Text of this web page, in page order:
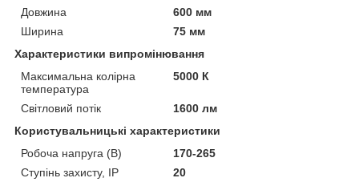
Довжина
600 мм
Ширина
75 мм
Характеристики випромінювання
Максимальна колірна
температура
5000 К
Світловий потік
1600 лм
Користувальницькі характеристики
Робоча напруга (В)
170-265
Ступінь захисту, IP
20